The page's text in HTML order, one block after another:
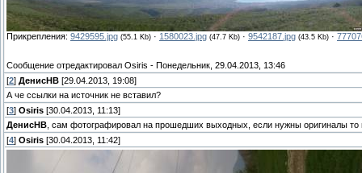
Прикрепления: 9429595.jpg (55.1 Kb) · 1580023.jpg (47.7 Kb) · 9542187.jpg (43.5 Kb) ·
Сообщение отредактировал Osiris - Понедельник, 29.04.2013, 13:46
[2] ДенисНВ [29.04.2013, 19:08]
А че ссылки на источник не вставил?
[3] Osiris [30.04.2013, 11:13]
ДенисНВ , сам фотографировал на прошедших выходных, если нужны оригиналы
[4] Osiris [30.04.2013, 11:42]